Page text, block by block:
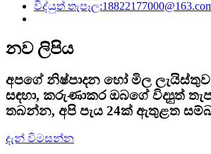
විද්යුත් තැපෑල:
නව ලිපිය
අපගේ නිෂ්පාදන හෝ මිල
සඳහා, කරුණාකර ඔබගේ විද්‍යුත්
තබන්න, අපි පැය 24ක් ඇතුළත
දැන් විමසන්න